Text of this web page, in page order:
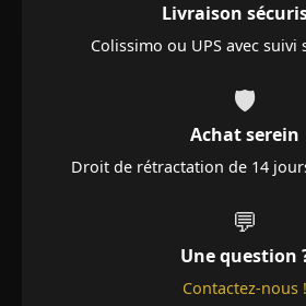
Livraison
Colissimo ou UPS avec suivi
🛡️
Achat serein
Droit de rétractation de 14
💬
Une question
Contactez-nous !